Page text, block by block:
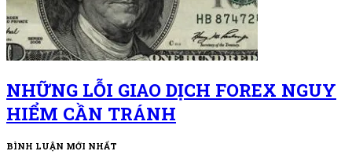
NHỮNG LỖI GIAO DỊCH FOREX NGUY
HIỂM CẦN TRÁNH
BÌNH LUẬN MỚI NHẤT